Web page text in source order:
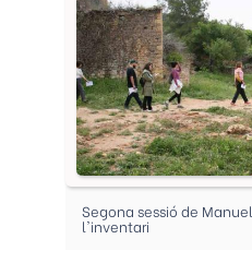
Segona sessió de
l'inventari